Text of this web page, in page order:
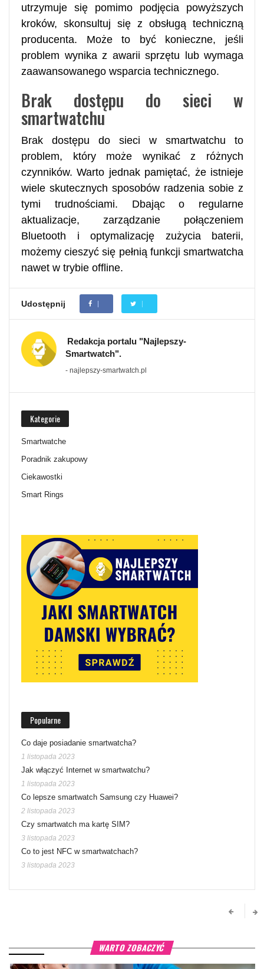
utrzymuje się pomimo podjęcia powyższych
kroków, skonsultuj się z obsługą techniczną
producenta. Może to być konieczne, jeśli
problem wynika z awarii sprzętu lub wymaga
zaawansowanego wsparcia technicznego.
Brak dostępu do sieci w
smartwatchu
Brak dostępu do sieci w smartwatchu to
problem, który może wynikać z różnych
czynników. Warto jednak pamiętać, że istnieje
wiele skutecznych sposobów radzenia sobie z
tymi trudnościami. Dbając o regularne
aktualizacje, zarządzanie połączeniem
Bluetooth i optymalizację zużycia baterii,
możemy cieszyć się pełnią funkcji smartwatcha
nawet w trybie offline.
Udostępnij
Redakcja portalu "Najlepszy-
Smartwatch".
- najlepszy-smartwatch.pl
Kategorie
Smartwatche
Poradnik zakupowy
Ciekawostki
Smart Rings
Popularne
Co daje posiadanie smartwatcha?
1 listopada 2023
Jak włączyć Internet w smartwatchu?
1 listopada 2023
Co lepsze smartwatch Samsung czy Huawei?
2 listopada 2023
Czy smartwatch ma kartę SIM?
3 listopada 2023
Co to jest NFC w smartwatchach?
3 listopada 2023
WARTO ZOBACZYĆ